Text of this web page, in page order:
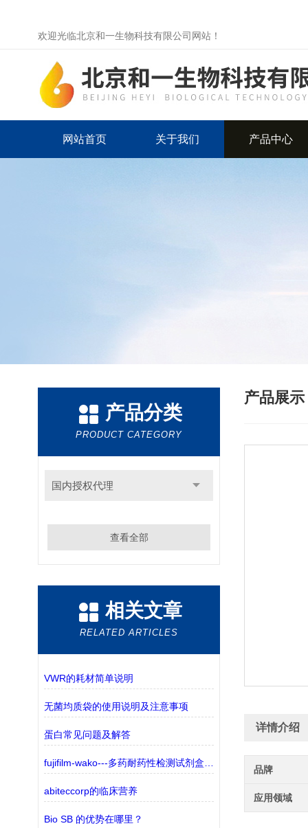
欢迎光临北京和一生物科技有限公司网站！
网站首页 关于我们 产品中心
产品分类
PRODUCT CATEGORY
国内授权代理
查看全部
相关文章
RELATED ARTICLES
VWR的耗材简单说明
无菌均质袋的使用说明及注意事项
蛋白常见问题及解答
abiteccorp的临床营养
Bio SB 的优势在哪里？
产品展示
详情介绍
品牌
应用领域